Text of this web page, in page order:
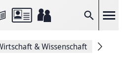
Suche
& Wissenschaft